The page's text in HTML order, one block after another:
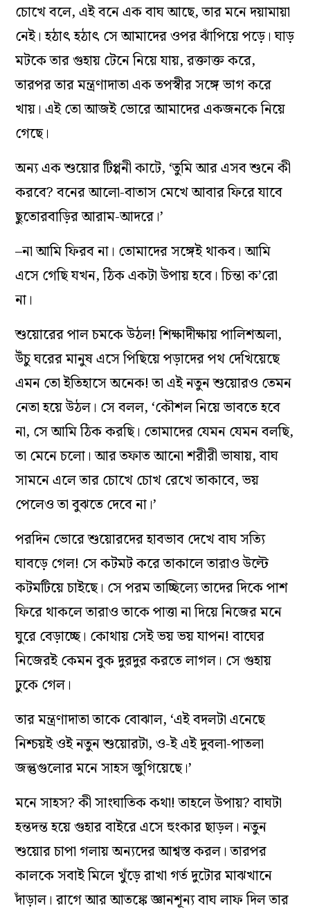
চোখে বলে, এই বনে এক বাঘ আছে, তার মনে দয়ামায়া
নেই। হঠাৎ হঠাৎ সে আমাদের ওপর ঝাঁপিয়ে পড়ে। ঘাড়
মটকে তার গুহায় টেনে নিয়ে যায়, রক্তাক্ত করে,
তারপর তার মন্ত্রণাদাতা এক তপস্বীর সঙ্গে ভাগ করে
খায়। এই তো আজই ভোরে আমাদের একজনকে নিয়ে
গেছে।
অন্য এক শুয়োর টিপ্পনী কাটে, ‘তুমি আর এসব শুনে কী
করবে? বনের আলো-বাতাস মেখে আবার ফিরে যাবে
ছুতোরবাড়ির আরাম-আদরে।’
–না আমি ফিরব না। তোমাদের সঙ্গেই থাকব। আমি
এসে গেছি যখন, ঠিক একটা উপায় হবে। চিন্তা ক’রো
না।
শুয়োরের পাল চমকে উঠল! শিক্ষাদীক্ষায় পালিশঅলা,
উঁচু ঘরের মানুষ এসে পিছিয়ে পড়াদের পথ দেখিয়েছে
এমন তো ইতিহাসে অনেক! তা এই নতুন শুয়োরও তেমন
নেতা হয়ে উঠল। সে বলল, ‘কৌশল নিয়ে ভাবতে হবে
না, সে আমি ঠিক করছি। তোমাদের যেমন যেমন বলছি,
তা মেনে চলো। আর তফাত আনো শরীরী ভাষায়, বাঘ
সামনে এলে তার চোখে চোখ রেখে তাকাবে, ভয়
পেলেও তা বুঝতে দেবে না।’
পরদিন ভোরে শুয়োরদের হাবভাব দেখে বাঘ সত্যি
ঘাবড়ে গেল! সে কটমট করে তাকালে তারাও উল্টে
কটমটিয়ে চাইছে। সে পরম তাচ্ছিল্যে তাদের দিকে পাশ
ফিরে থাকলে তারাও তাকে পাত্তা না দিয়ে নিজের মনে
ঘুরে বেড়াচ্ছে। কোথায় সেই ভয় ভয় যাপন! বাঘের
নিজেরই কেমন বুক দুরদুর করতে লাগল। সে গুহায়
ঢুকে গেল।
তার মন্ত্রণাদাতা তাকে বোঝাল, ‘এই বদলটা এনেছে
নিশ্চয়ই ওই নতুন শুয়োরটা, ও-ই এই দুবলা-পাতলা
জন্তুগুলোর মনে সাহস জুগিয়েছে।’
মনে সাহস? কী সাংঘাতিক কথা! তাহলে উপায়? বাঘটা
হন্তদন্ত হয়ে গুহার বাইরে এসে হুংকার ছাড়ল। নতুন
শুয়োর চাপা গলায় অন্যদের আশ্বস্ত করল। তারপর
কালকে সবাই মিলে খুঁড়ে রাখা গর্ত দুটোর মাঝখানে
দাঁড়াল। রাগে আর আতঙ্কে জ্ঞানশূন্য বাঘ লাফ দিল তার